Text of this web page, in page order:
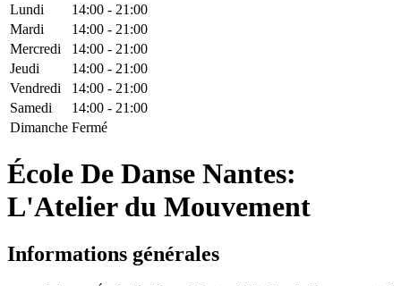
Lundi 14:00 - 21:00
Mardi
14:00 - 21:00
Mercredi
14:00 - 21:00
Jeudi
14:00 - 21:00
Vendredi
14:00 - 21:00
Samedi
14:00 - 21:00
Dimanche Fermé
École De Danse Nantes:
L'Atelier du Mouvement
Informations générales